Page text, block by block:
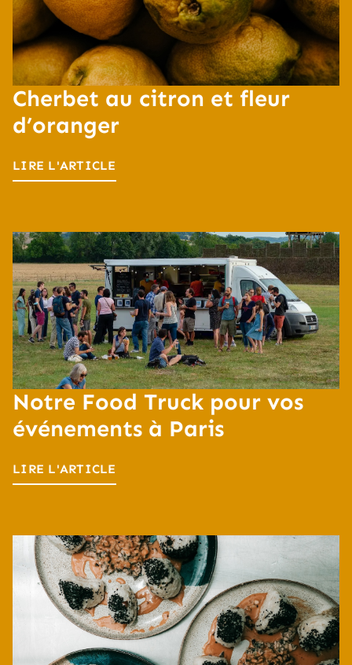
Cherbet au citron et fleur
d’oranger
LIRE L'ARTICLE
Notre Food Truck pour vos
événements à Paris
LIRE L'ARTICLE